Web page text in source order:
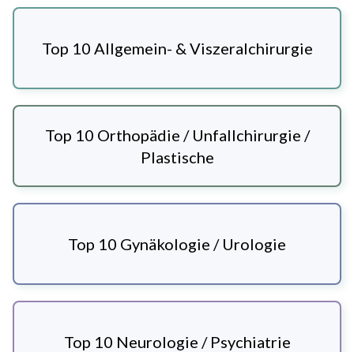
Top 10 Allgemein- & Viszeralchirurgie
Top 10 Orthopädie / Unfallchirurgie /
Plastische
Top 10 Gynäkologie / Urologie
Top 10 Neurologie / Psychiatrie